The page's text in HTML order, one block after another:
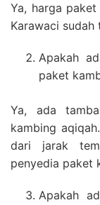
Ya, harga
Karawaci sudah
Apakah
paket
Ya, ada
kambing
dari jarak
penyedia paket
Apakah